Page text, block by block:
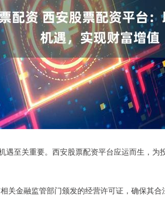
遇至关重要。西安股票配资平台应运而生，
关金融监管部门颁发的经营许可证，确保其合